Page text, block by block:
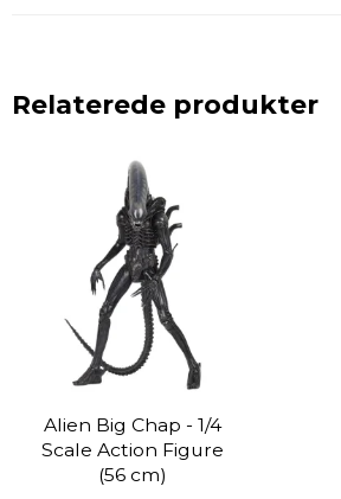
Relaterede produkter
Alien Big Chap - 1/4
Scale Action Figure
(56 cm)